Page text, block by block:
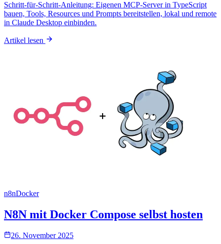
Schritt-für-Schritt-Anleitung: Eigenen MCP-Server in TypeScript
bauen, Tools, Resources und Prompts bereitstellen, lokal und remote
in Claude Desktop einbinden.
Artikel lesen
n8nDocker
N8N mit Docker Compose selbst hosten
26. November 2025